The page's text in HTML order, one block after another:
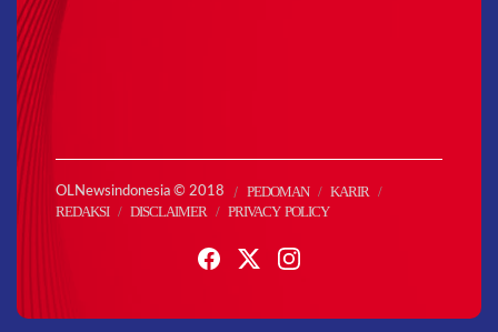
OLNewsindonesia © 2018 PEDOMAN
KARIR
REDAKSI
DISCLAIMER PRIVACY POLICY